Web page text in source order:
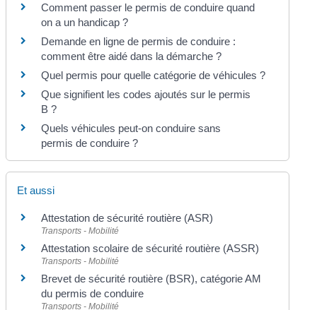
Comment passer le permis de conduire quand
on a un handicap ?
Demande en ligne de permis de conduire :
comment être aidé dans la démarche ?
Quel permis pour quelle catégorie de véhicules ?
Que signifient les codes ajoutés sur le permis
B ?
Quels véhicules peut-on conduire sans
permis de conduire ?
Et aussi
Attestation de sécurité routière (ASR)
Transports - Mobilité
Attestation scolaire de sécurité routière (ASSR)
Transports - Mobilité
Brevet de sécurité routière (BSR), catégorie AM
du permis de conduire
Transports - Mobilité